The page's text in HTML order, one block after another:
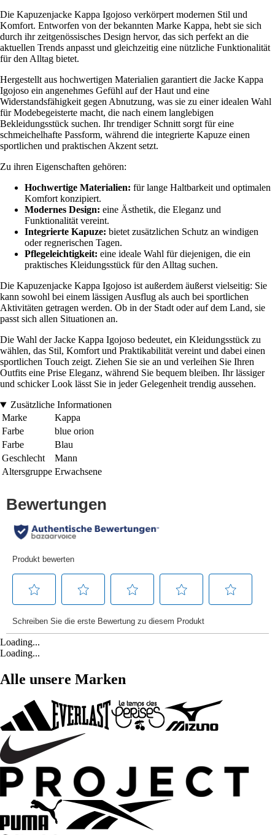
Die Kapuzenjacke Kappa Igojoso verkörpert modernen Stil und
Komfort. Entworfen von der bekannten Marke Kappa, hebt sie sich
durch ihr zeitgenössisches Design hervor, das sich perfekt an die
aktuellen Trends anpasst und gleichzeitig eine nützliche Funktionalität
für den Alltag bietet.
Hergestellt aus hochwertigen Materialien garantiert die Jacke Kappa
Igojoso ein angenehmes Gefühl auf der Haut und eine
Widerstandsfähigkeit gegen Abnutzung, was sie zu einer idealen Wahl
für Modebegeisterte macht, die nach einem langlebigen
Bekleidungsstück suchen. Ihr trendiger Schnitt sorgt für eine
schmeichelhafte Passform, während die integrierte Kapuze einen
sportlichen und praktischen Akzent setzt.
Zu ihren Eigenschaften gehören:
Hochwertige Materialien: für lange Haltbarkeit und optimalen
Komfort konzipiert.
Modernes Design: eine Ästhetik, die Eleganz und
Funktionalität vereint.
Integrierte Kapuze: bietet zusätzlichen Schutz an windigen
oder regnerischen Tagen.
Pflegeleichtigkeit: eine ideale Wahl für diejenigen, die ein
praktisches Kleidungsstück für den Alltag suchen.
Die Kapuzenjacke Kappa Igojoso ist außerdem äußerst vielseitig: Sie
kann sowohl bei einem lässigen Ausflug als auch bei sportlichen
Aktivitäten getragen werden. Ob in der Stadt oder auf dem Land, sie
passt sich allen Situationen an.
Die Wahl der Jacke Kappa Igojoso bedeutet, ein Kleidungsstück zu
wählen, das Stil, Komfort und Praktikabilität vereint und dabei einen
sportlichen Touch zeigt. Ziehen Sie sie an und verleihen Sie Ihren
Outfits eine Prise Eleganz, während Sie bequem bleiben. Ihr lässiger
und schicker Look lässt Sie in jeder Gelegenheit trendig aussehen.
Zusätzliche Informationen
Marke
Kappa
Farbe
blue orion
Farbe
Blau
Geschlecht
Mann
Altersgruppe Erwachsene
Loading...
Loading...
Alle unsere Marken